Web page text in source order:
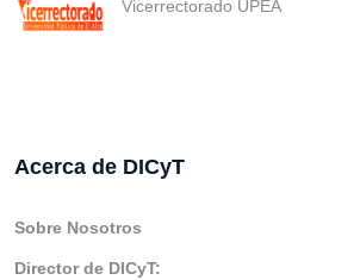
Vicerrectorado UPEA
Acerca de DICyT
Sobre Nosotros
Director de DICyT: